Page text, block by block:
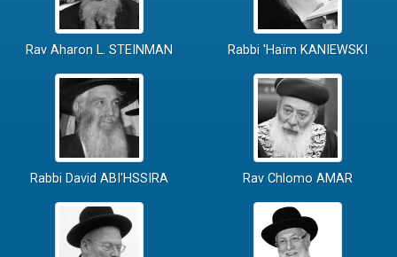
Rav Aharon L. STEINMAN Rabbi 'Haïm KANIEWSKI
Rabbi David ABI'HSSIRA Rav Chlomo AMAR